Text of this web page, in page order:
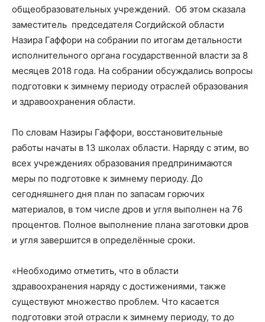
общеобразовательных учреждений. Об этом сказала
заместитель председателя Согдийской области
Назира Гаффори на собрании по итогам детальности
исполнительного органа государственной власти за 8
месяцев 2018 года. На собрании обсуждались вопросы
подготовки к зимнему периоду отраслей образования
и здравоохранения области.
По словам Назиры Гаффори, восстановительные
работы начаты в 13 школах области. Наряду с этим, во
всех учреждениях образования предпринимаются
меры по подготовке к зимнему периоду. До
сегодняшнего дня план по запасам горючих
материалов, в том числе дров и угля выполнен на 76
процентов. Полное выполнение плана заготовки дров
и угля завершится в определённые сроки.
«Необходимо отметить, что в области
здравоохранения наряду с достижениями, также
существуют множество проблем. Что касается
подготовки этой отрасли к зимнему периоду, то до